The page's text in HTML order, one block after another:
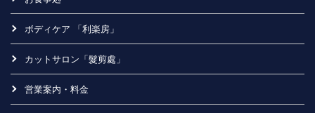
ボディケア 「利楽房」
カットサロン「髮剪處」
営業案内・料金